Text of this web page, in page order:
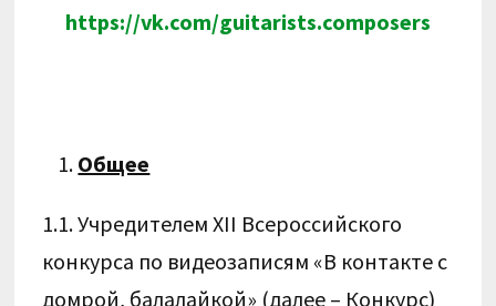
https://vk.com/guitarists.composers
Общее
1.1. Учредителем XII Всероссийского
конкурса по видеозаписям «В контакте с
домрой, балалайкой» (далее – Конкурс)